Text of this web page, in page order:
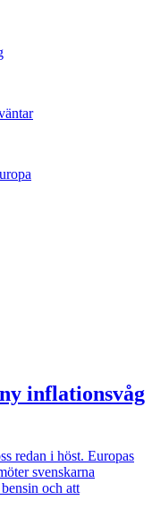
inflationsvåg
redan i höst. Europas
svenskarna
och att